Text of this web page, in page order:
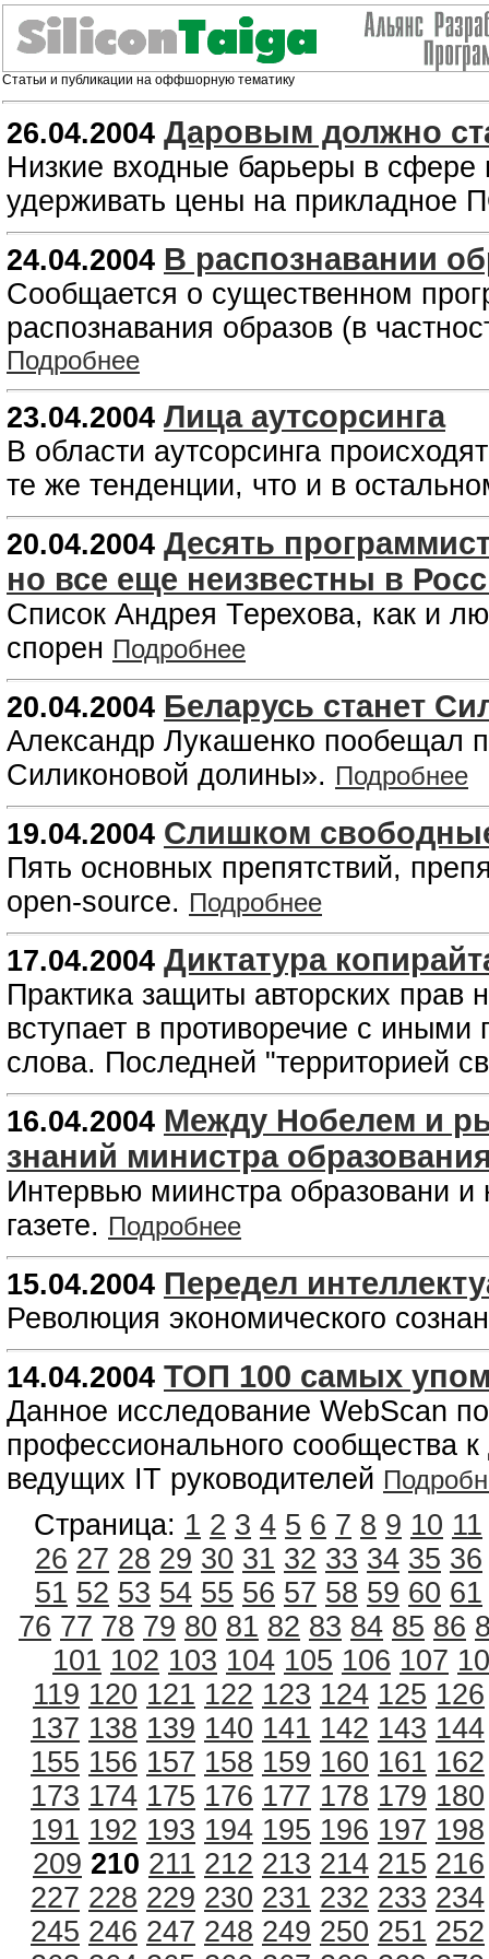
Статьи и публикации на оффшорную тематику
26.04.2004 Даровым должно
Низкие входные барьеры в сфере
удерживать цены на прикладное
24.04.2004 В распознавании
Сообщается о существенном
распознавания образов (в
Подробнее
23.04.2004 Лица аутсорсинга
В области аутсорсинга
те же тенденции, что и в
20.04.2004 Десять
но все еще неизвестны в
Список Андрея Терехова, как и
спорен Подробнее
20.04.2004 Беларусь станет
Александр Лукашенко пообещал
Силиконовой долины». Подробнее
19.04.2004 Слишком
Пять основных препятствий,
open-source. Подробнее
17.04.2004 Диктатура
Практика защиты авторских прав
вступает в противоречие с
слова. Последней "территорией
16.04.2004 Между Нобелем и
знаний министра
Интервью миинстра образовани
газете. Подробнее
15.04.2004 Передел
Революция экономического
14.04.2004 ТОП 100 самых
Данное исследование WebScan
профессионального сообщества
ведущих IT руководителей
Страница: 1 2 3 4 5 6 7 8 9 10 11
26 27 28 29 30 31 32 33 34 35 36
51 52 53 54 55 56 57 58 59 60 61
76 77 78 79 80 81 82 83 84 85 86
101 102 103 104 105 106 107
119 120 121 122 123 124 125 126
137 138 139 140 141 142 143 144
155 156 157 158 159 160 161 162
173 174 175 176 177 178 179 180
191 192 193 194 195 196 197 198
209 210 211 212 213 214 215 216
227 228 229 230 231 232 233 234
245 246 247 248 249 250 251 252